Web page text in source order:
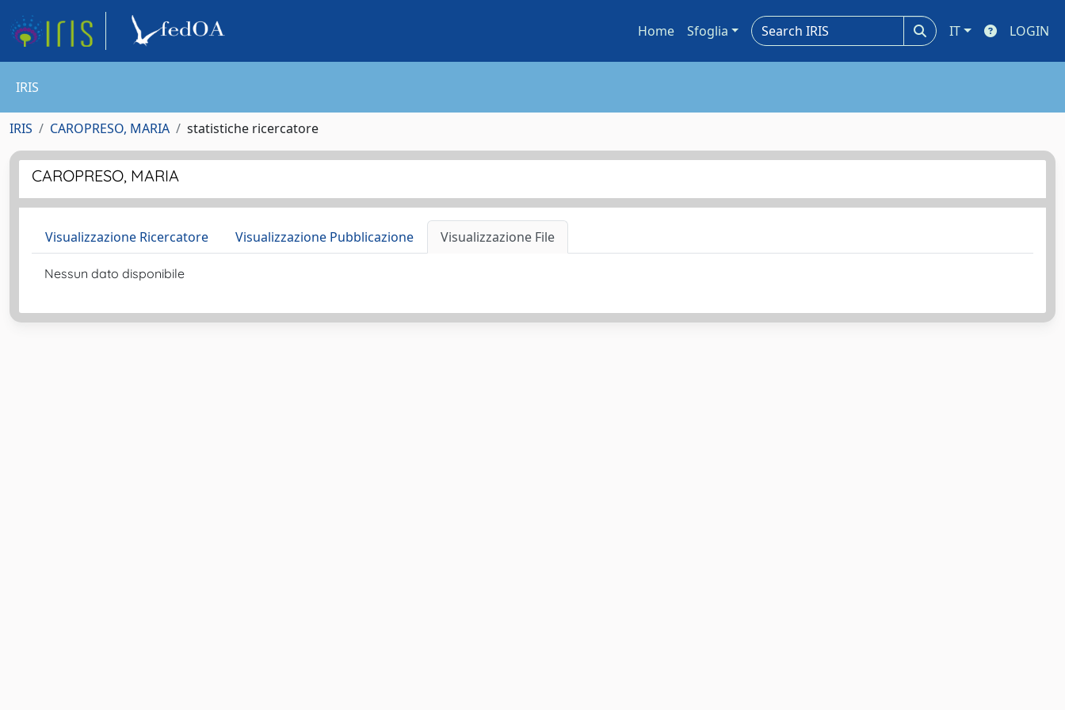
Home Sfoglia IT LOGIN
IRIS
IRIS CAROPRESO, MARIA statistiche ricercatore
CAROPRESO, MARIA
Visualizzazione Ricercatore Visualizzazione Pubblicazione Visualizzazione File
Nessun dato disponibile